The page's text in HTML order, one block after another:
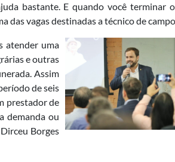
bastante. E quando você terminar
das vagas destinadas a técnico de campo.
atender uma
e outras
Assim
de seis
prestador de
demanda ou
Borges